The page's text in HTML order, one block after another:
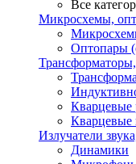
Все
Микросхемы,
Оптопары
Кварцевые
Кварцевые
Излучатели
Динамики